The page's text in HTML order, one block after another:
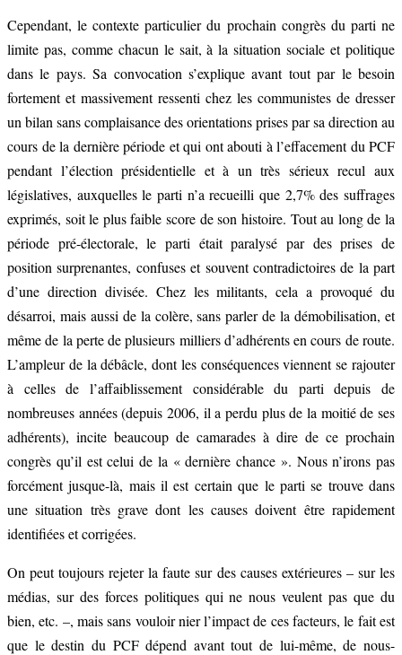
Cependant, le contexte particulier du prochain congrès du parti ne
limite pas, comme chacun le sait, à la situation sociale et politique
dans le pays. Sa convocation s’explique avant tout par le besoin
fortement et massivement ressenti chez les communistes de dresser
un bilan sans complaisance des orientations prises par sa direction au
cours de la dernière période et qui ont abouti à l’effacement du PCF
pendant l’élection présidentielle et à un très sérieux recul aux
législatives, auxquelles le parti n’a recueilli que 2,7% des suffrages
exprimés, soit le plus faible score de son histoire. Tout au long de la
période pré-électorale, le parti était paralysé par des prises de
position surprenantes, confuses et souvent contradictoires de la part
d’une direction divisée. Chez les militants, cela a provoqué du
désarroi, mais aussi de la colère, sans parler de la démobilisation, et
même de la perte de plusieurs milliers d’adhérents en cours de route.
L’ampleur de la débâcle, dont les conséquences viennent se rajouter
à celles de l’affaiblissement considérable du parti depuis de
nombreuses années (depuis 2006, il a perdu plus de la moitié de ses
adhérents), incite beaucoup de camarades à dire de ce prochain
congrès qu’il est celui de la « dernière chance ». Nous n’irons pas
forcément jusque-là, mais il est certain que le parti se trouve dans
une situation très grave dont les causes doivent être rapidement
identifiées et corrigées.
On peut toujours rejeter la faute sur des causes extérieures – sur les
médias, sur des forces politiques qui ne nous veulent pas que du
bien, etc. –, mais sans vouloir nier l’impact de ces facteurs, le fait est
que le destin du PCF dépend avant tout de lui-même, de nous-